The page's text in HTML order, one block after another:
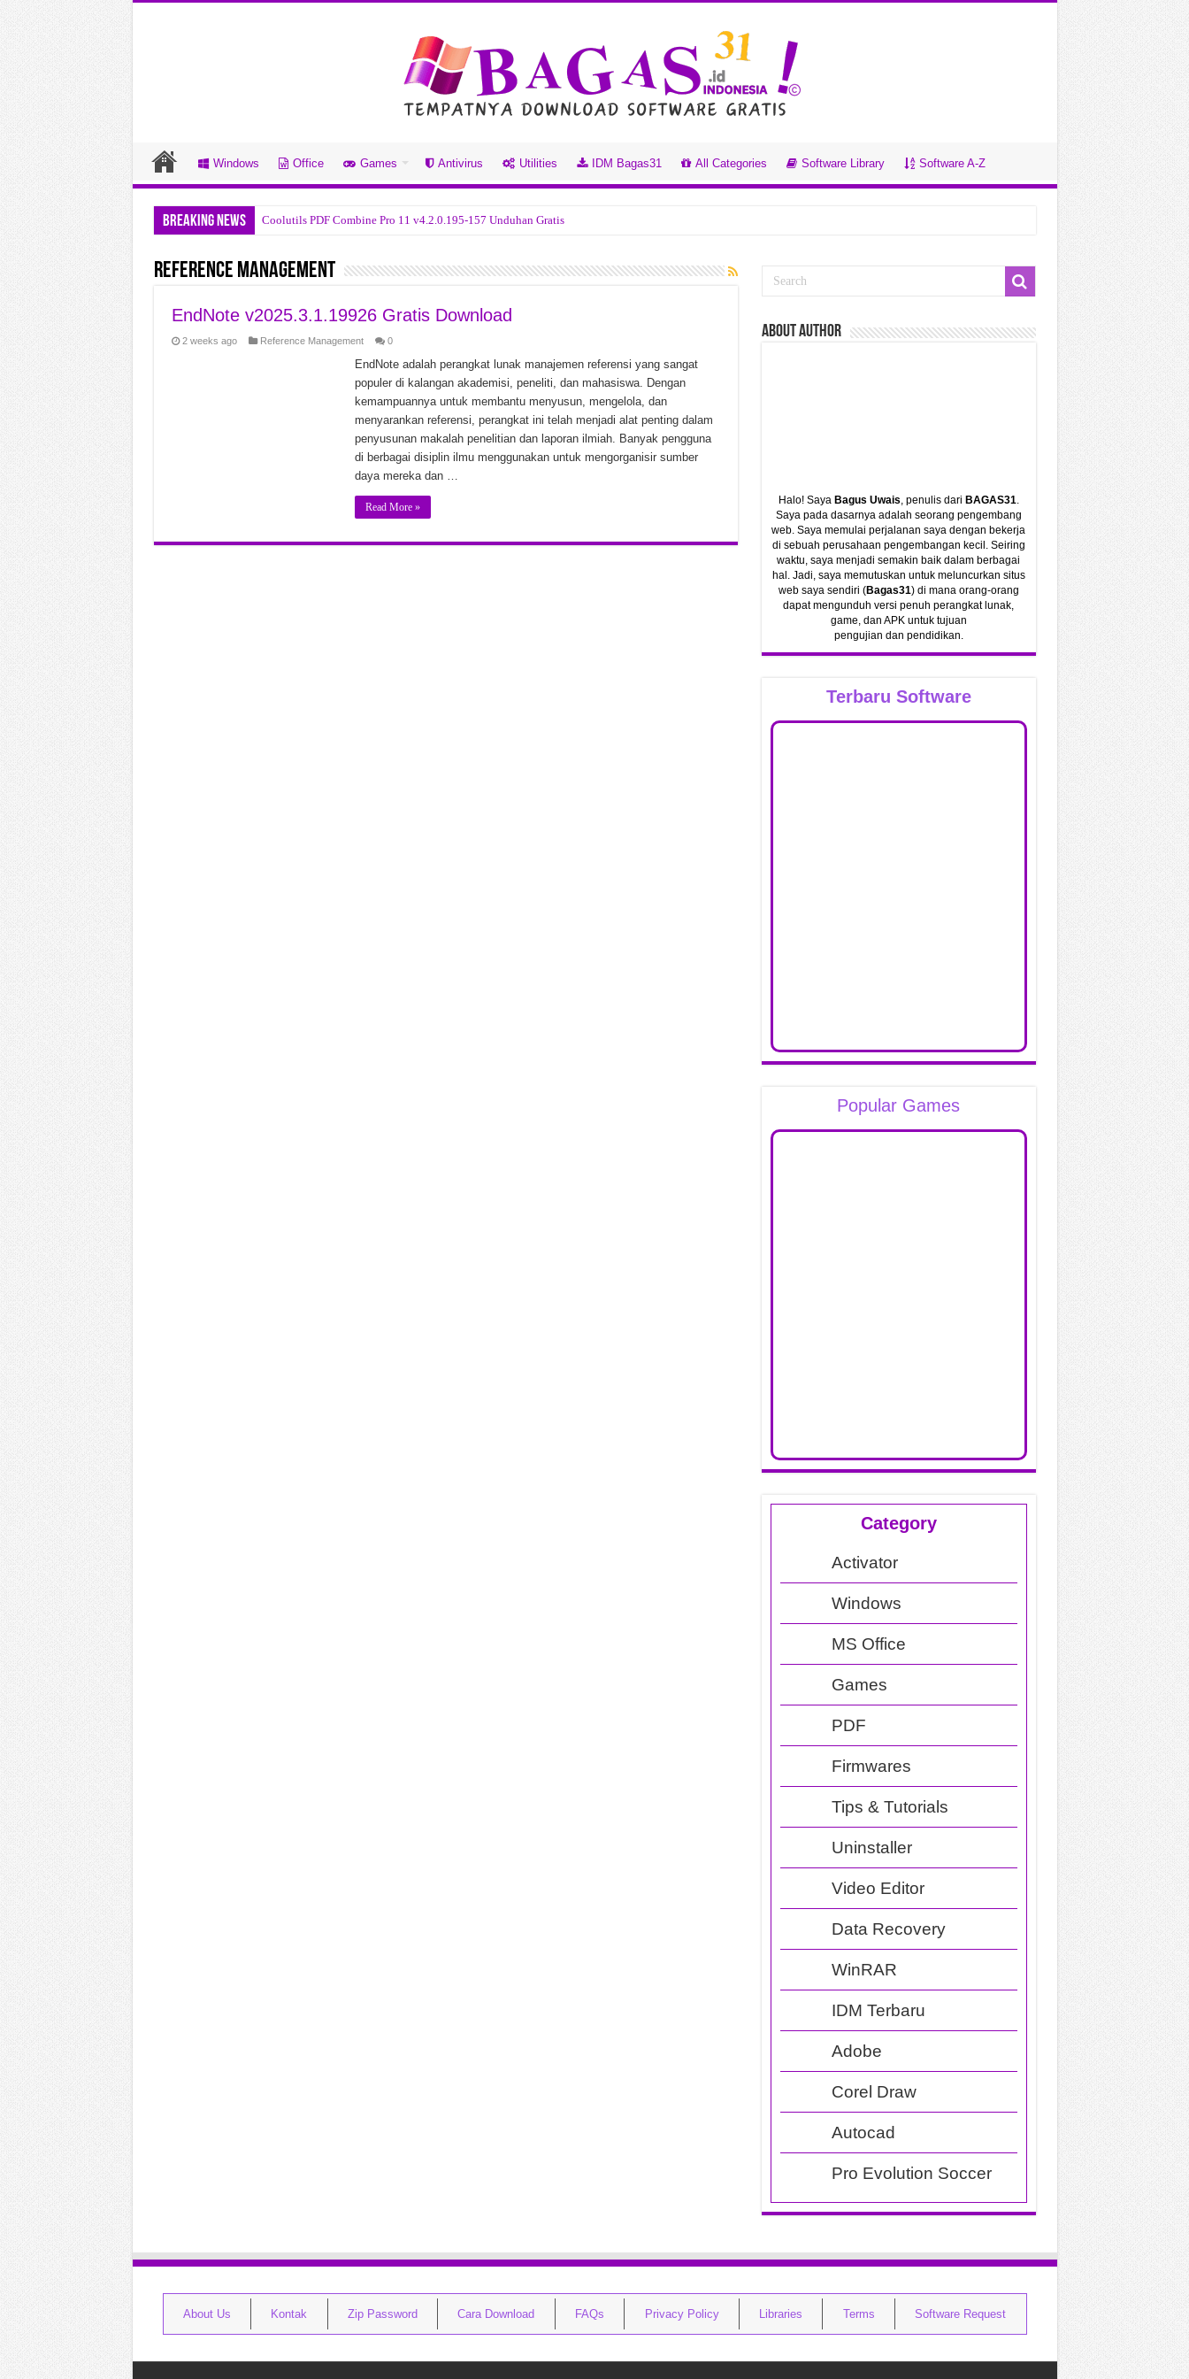
Windows Office Games Antivirus Utilities IDM Bagas31 All Categories Software Library Software A-Z
Breaking News Coolutils PDF Combine Pro 11 v4.2.0.195-157 Unduhan Gratis
System Mechanic Pro v26.3.0.123 Unduhan Gratis
DYSPLACED v0.7.7.2 Unduhan Gratis
Chop Chains v1.0.8 Unduhan Gratis
Draft Day Sports Pro Basketball 2026 Build 22850489 Unduhan Gratis
Black Myth Wukong v1.0.21.23831 Unduhan Gratis
Call to Arms Gates of Hell Ostfront v1.064.0 Unduhan Gratis
Chinese Frontiers v2.3.2582 Unduhan Gratis
Reference Management
EndNote v2025.3.1.19926 Gratis Download
2 weeks ago Reference Management 0
EndNote adalah perangkat lunak manajemen referensi yang sangat
populer di kalangan akademisi, peneliti, dan mahasiswa. Dengan
kemampuannya untuk membantu menyusun, mengelola, dan
menyarankan referensi, perangkat ini telah menjadi alat penting dalam
penyusunan makalah penelitian dan laporan ilmiah. Banyak pengguna
di berbagai disiplin ilmu menggunakan untuk mengorganisir sumber
daya mereka dan …
Read More »
ABout Author
Halo! Saya Bagus Uwais, penulis dari BAGAS31.
Saya pada dasarnya adalah seorang pengembang
web. Saya memulai perjalanan saya dengan bekerja
di sebuah perusahaan pengembangan kecil. Seiring
waktu, saya menjadi semakin baik dalam berbagai
hal. Jadi, saya memutuskan untuk meluncurkan situs
web saya sendiri (Bagas31) di mana orang-orang
dapat mengunduh versi penuh perangkat lunak,
game, dan APK untuk tujuan
pengujian dan pendidikan.
Terbaru Software
Popular Games
Category
Activator
Windows
MS Office
Games
PDF
Firmwares
Tips & Tutorials
Uninstaller
Video Editor
Data Recovery
WinRAR
IDM Terbaru
Adobe
Corel Draw
Autocad
Pro Evolution Soccer
About Us Kontak Zip Password Cara Download FAQs Privacy Policy Libraries Terms Software Request